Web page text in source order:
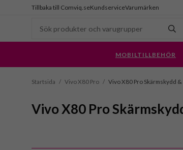
Tillbaka till Comviq.seKundserviceVarumärken
MOBILTILLBEHÖR
Startsida / Vivo X80 Pro / Vivo X80 Pro Skärmskydd
Vivo X80 Pro